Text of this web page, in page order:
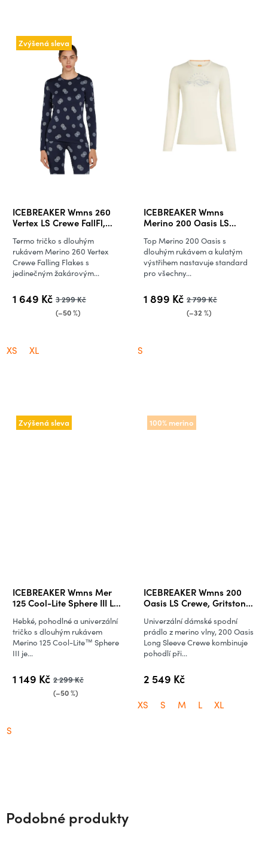
Zvýšená sleva
ICEBREAKER Wmns 260
Vertex LS Crewe FallFl,
1 649 Kč 3 299 Kč
(–50 %)
Termo tričko s dlouhým
rukávem Merino 260 Vertex
Crewe Falling Flakes s
jedinečným žakárovým...
XS XL
ICEBREAKER Wmns
Merino 200 Oasis LS
Undyed (vzorek)
1 899 Kč 2 799 Kč
(–32 %)
Top Merino 200 Oasis s
dlouhým rukávem a kulatým
výstřihem nastavuje standard
pro všechny...
S
Zvýšená sleva
ICEBREAKER Wmns Mer
125 Cool-Lite Sphere III LS
Tee, Desert Sand (vzorek)
1 149 Kč 2 299 Kč
(–50 %)
Hebké, pohodlné a univerzální
tričko s dlouhým rukávem
Merino 125 Cool-Lite™ Sphere
III je...
S
100% merino
ICEBREAKER Wmns 200
Oasis LS Crewe, Gritstone
2 549 Kč
Univerzální dámské spodní
prádlo z merino vlny, 200 Oasis
Long Sleeve Crewe kombinuje
pohodlí při...
XS S M L XL
Podobné produkty